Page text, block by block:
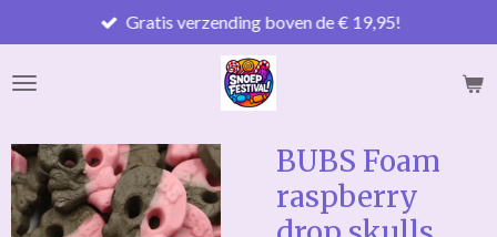
direct
naar
Gratis verzending boven de € 19,95!
BUBS Foam
raspberry